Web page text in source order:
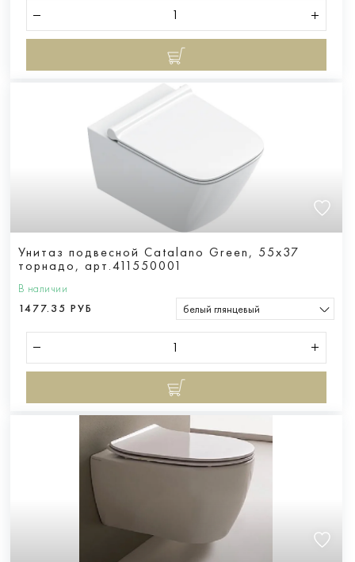
Унитаз подвесной Catalano Green, 55х37
торнадо, арт.411550001
В наличии
1477.35 РУБ
белый глянцевый